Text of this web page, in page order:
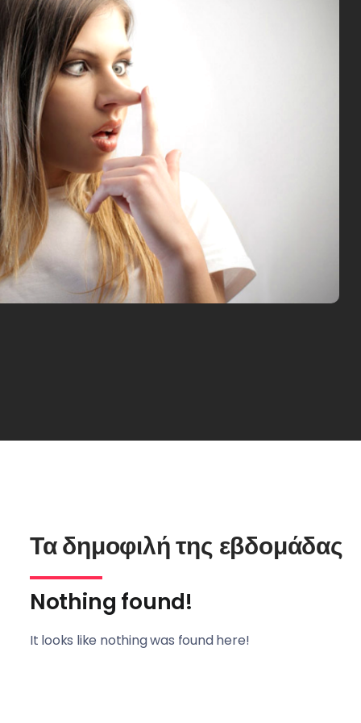
Τα δημοφιλή της εβδομάδας
Nothing found!
It looks like nothing was found here!